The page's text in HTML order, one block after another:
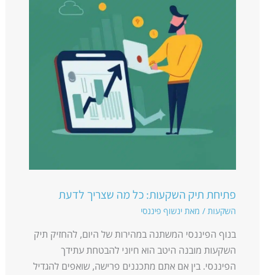
פתיחת תיק השקעות: כל מה שצריך לדעת
השקעות / מאת ינשוף פיננסי
בנוף הפיננסי המשתנה במהירות של היום, להחזיק תיק
השקעות מובנה היטב הוא חיוני להבטחת עתידך
הפיננסי. בין אם אתם מתכננים פרישה, שואפים להגדיל